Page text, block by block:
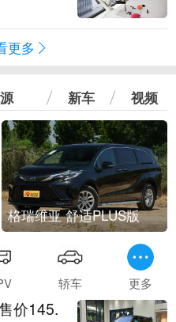
更多
新车 视频
格瑞维亚 舒适PLUS版
轿车 更多
价145.